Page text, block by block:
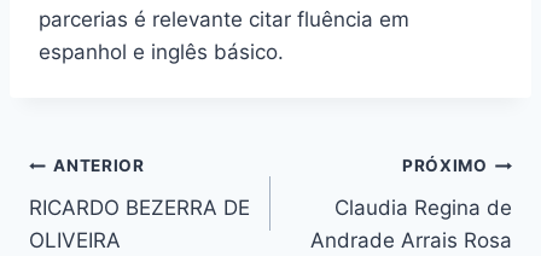
parcerias é relevante citar fluência em
espanhol e inglês básico.
ANTERIOR
RICARDO BEZERRA DE
OLIVEIRA
PRÓXIMO
Claudia Regina de
Andrade Arrais Rosa